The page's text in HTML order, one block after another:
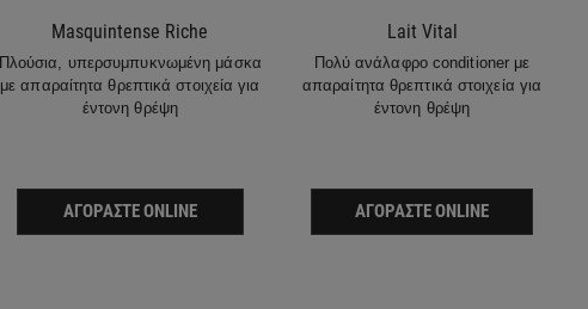
Masquintense Riche
Πλούσια, υπερσυμπυκνωμένη μάσκα
με απαραίτητα θρεπτικά στοιχεία για
έντονη θρέψη
ΑΓΟΡΆΣΤΕ ONLINE
Lait Vital
Πολύ ανάλαφρο conditioner με
απαραίτητα θρεπτικά στοιχεία για
έντονη θρέψη
ΑΓΟΡΆΣΤΕ ONLINE